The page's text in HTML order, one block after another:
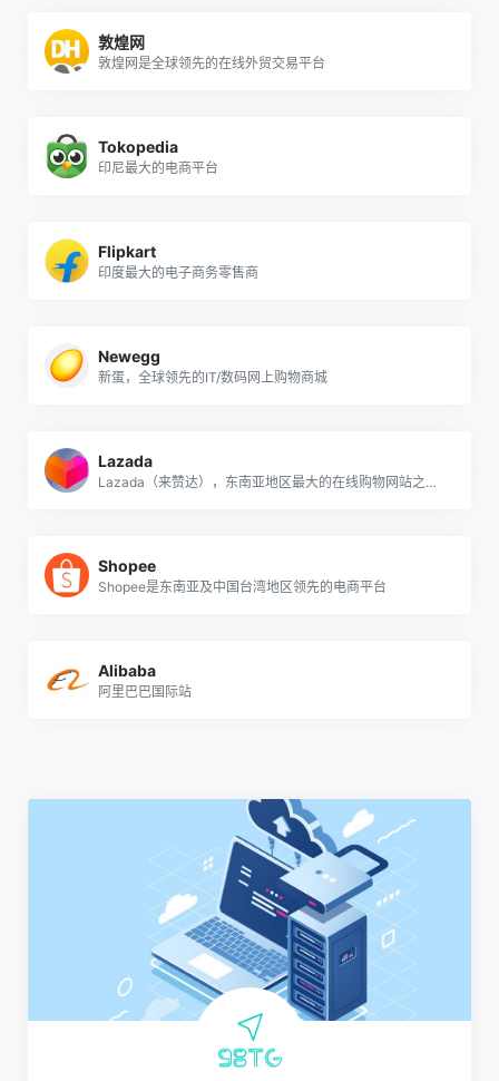
敦煌网
敦煌网是全球领先的在线外贸交易平台
Tokopedia
印尼最大的电商平台
Flipkart
印度最大的电子商务零售商
Newegg
新蛋，全球领先的IT/数码网上购物商城
Lazada
Lazada（来赞达），东南亚地区最大的在线购物网站之一。
Shopee
Shopee是东南亚及中国台湾地区领先的电商平台
Alibaba
阿里巴巴国际站